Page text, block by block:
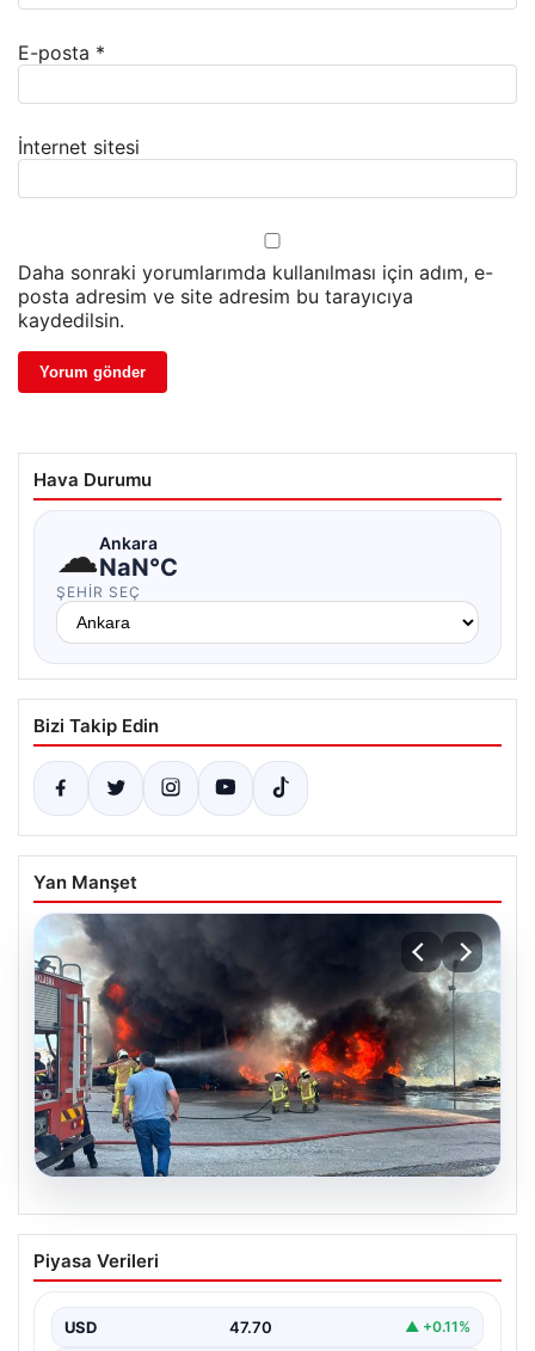
E-posta *
İnternet sitesi
Daha sonraki yorumlarımda kullanılması için adım, e-
posta adresim ve site adresim bu tarayıcıya
kaydedilsin.
Hava Durumu
☁Ankara
NaN°C
ŞEHIR SEÇ
Bizi Takip Edin
Yan Manşet
Bursa Orhangazi’de Bir Tamirhane
Yanarak Kor Oldu
geldi ve bölgedeki birçok noktadan görülebilen
yüksek…
Piyasa Verileri
USD 47.70 ▲ +0.11%